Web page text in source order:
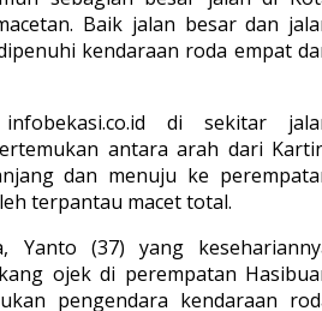
Baik jalan besar dan
kendaraan roda empat
di sekitar
antara arah dari
dan menuju ke
terpantau macet total.
Yanto (37) yang
ojek di perempatan
pengendara kendaraan